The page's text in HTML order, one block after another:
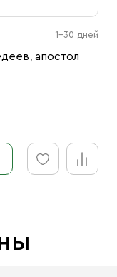
1-30 дней
апостол